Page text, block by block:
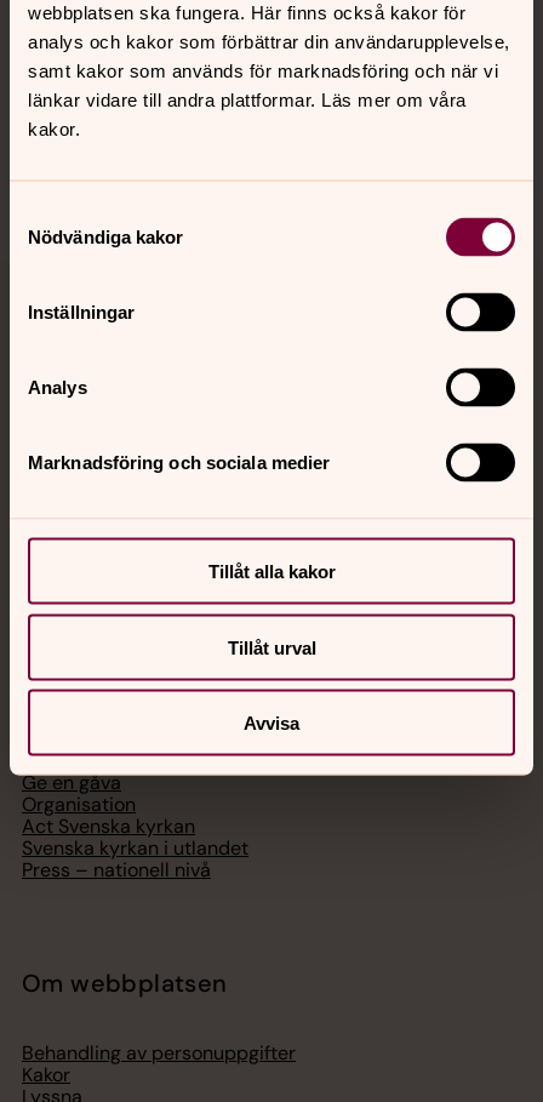
webbplatsen ska fungera. Här finns också kakor för
analys och kakor som förbättrar din användarupplevelse,
samt kakor som används för marknadsföring och när vi
länkar vidare till andra plattformar. Läs mer om våra
kakor.
Nödvändiga kakor
Inställningar
Analys
Marknadsföring och sociala medier
Tillåt alla kakor
Tillåt urval
Avvisa
Hitta snabbt
Sociala kanaler
Jourhavande präst
Akut samtals- och krisstöd. Prata eller chatta anonymt
med en präst på kvällar och nätter.
Chatt
Lediga jobb
Ge en gåva
Organisation
Act Svenska kyrkan
Svenska kyrkan i utlandet
Press – nationell nivå
Om webbplatsen
Behandling av personuppgifter
Kakor
Lyssna